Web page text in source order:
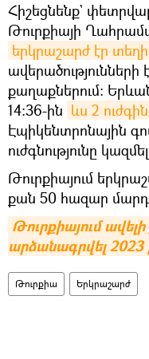
Հիշեցնենք`
Թուրքիայի
երկրաշարժ էր տեղի
քաղաքներում։
14։36-ին
Էպիկենտրոնային
ուժգնությունը
Թուրքիայում
քան 50 հազար
Թուրքիայում
արձանագրվել
Թուրքիա Երկրաշարժ